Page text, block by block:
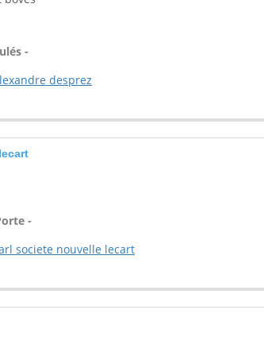
-
desprez
-
societe nouvelle lecart